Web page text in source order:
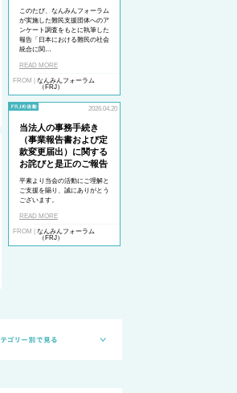
このたび、なんみんフォーラム
が実施した難民支援団体へのア
ンケート調査をもとに執筆した
報告「日本における難民の社会
統合に関…
READ MORE
FROM | なんみんフォーラム
（FRJ）
2026.04.20
当法人の事務手続き
（事業報告書および定
款変更届出）に関する
お詫びと是正のご報告
平素より当会の活動にご理解と
ご支援を賜り、誠にありがとう
ございます。
READ MORE
FROM | なんみんフォーラム
（FRJ）